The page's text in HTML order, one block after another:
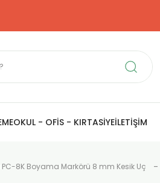
OKUL - OFİS - KIRTASİYEİLETİŞİM
PC-8K Boyama Markörü 8 mm Kesik Uç